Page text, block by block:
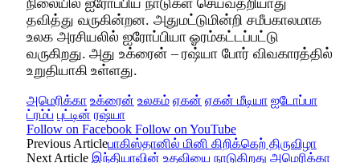
தவித்து வருகின்றன. அதுமட்டுமின்றி சமீபகாலமாக
உலக அரசியலில் ஐரோப்பியா ஓரம்கட்டப்பட்டு
வருகிறது. அது உக்ரைன் – ரஷ்யா போர் விவகாரத்தில்
உறுதியாகி உள்ளது.
அமெரிக்கா உக்ரைன் உலகம் ஏகன் ஏகன் மீடியா ஐடோப்பா
ட்ரம்ப் புட்டின் ரஷ்யா
Follow on Facebook Follow on YouTube
Previous Articleபாகிஸ்தானில் மினி கிறிக்கெற் திருவிழா
Next Article இந்தியாவின் உதவியை நாடுகிறது அமெரிக்கா